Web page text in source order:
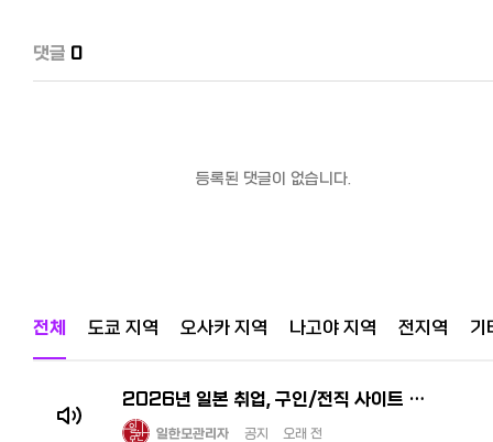
댓글 0
등록된 댓글이 없습니다.
전체 도쿄 지역 오사카 지역 나고야 지역 전지역 기
2026년 일본 취업, 구인/전직 사이트 추천! 한국인 선배가 전수하는 꿀팁과 구직 시장
일한모관리자 공지 오래 전